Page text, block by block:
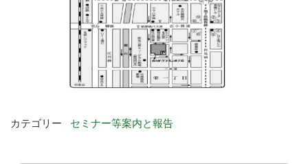
カテゴリー セミナー等案内と報告